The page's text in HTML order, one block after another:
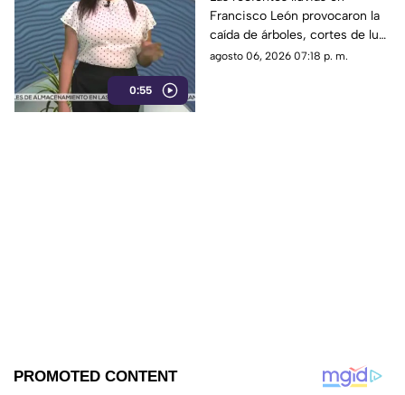
0:55
Francisco León,
Chiapas
Francisco León provocaron la
caída de árboles, cortes de luz
y daños en casas de la
agosto 06, 2026 07:18 p. m.